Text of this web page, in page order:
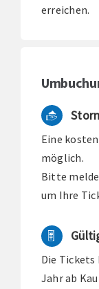
erreichen.
Eine
möglich.
Bitte
um Ihre
Die
Jahr ab